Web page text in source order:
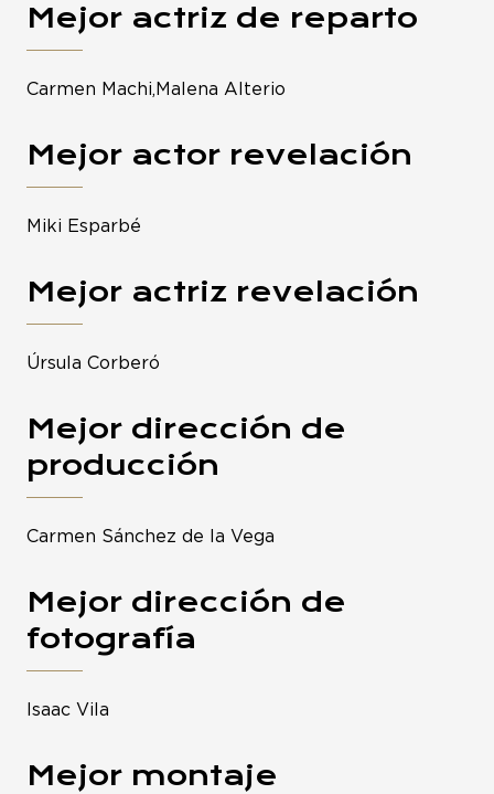
Mejor actriz de reparto
Carmen Machi,Malena Alterio
Mejor actor revelación
Miki Esparbé
Mejor actriz revelación
Úrsula Corberó
Mejor dirección de
producción
Carmen Sánchez de la Vega
Mejor dirección de
fotografía
Isaac Vila
Mejor montaje